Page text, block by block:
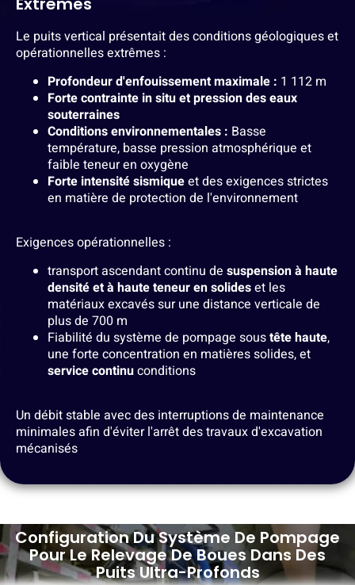
Le puits vertical présentait des conditions géologiques et
opérationnelles extrêmes :
Profondeur d'enfouissement maximale : 1 112 m
Forte contrainte in situ et pression des eaux
souterraines
Conditions environnementales : Basse
température, basse pression atmosphérique et
faible teneur en oxygène
Forte intensité sismiqueet des exigences strictes
en matière de protection de l'environnement
Exigences opérationnelles :
transport ascendant continu de suspension à haute
densité et à haute teneur en solideset les
matériaux excavés sur une distance verticale de
plus de 700 m
Fiabilité du système de pompage soustête haute,
une forte concentration en matières solides, et
service continuconditions
Un débit stable avec des interruptions de maintenance
minimales afin d'éviter l'arrêt des travaux d'excavation
mécanisés
Configuration Du Système De Pompage
Pour Le Relevage De Boues Dans Des
Puits Ultra-Profonds